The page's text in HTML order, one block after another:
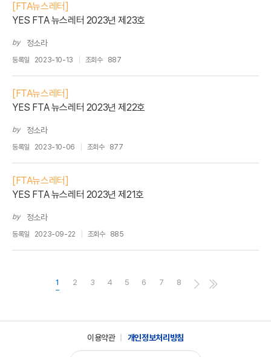
[FTA뉴스레터]
YES FTA 뉴스레터 2023년 제23호
by 정소라
등록일 2023-10-13 조회수 887
[FTA뉴스레터]
YES FTA 뉴스레터 2023년 제22호
by 정소라
등록일 2023-10-06 조회수 877
[FTA뉴스레터]
YES FTA 뉴스레터 2023년 제21호
by 정소라
등록일 2023-09-22 조회수 885
1 2 3 4 5 6 7 8
이용약관 개인정보처리방침